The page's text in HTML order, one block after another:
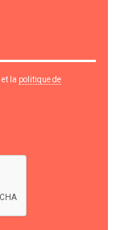
et la politique de